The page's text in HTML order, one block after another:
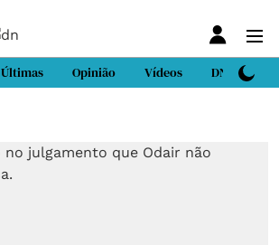
Últimas Opinião Vídeos DN Sport